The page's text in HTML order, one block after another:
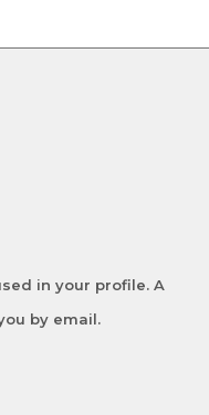
in your profile. A
by email.